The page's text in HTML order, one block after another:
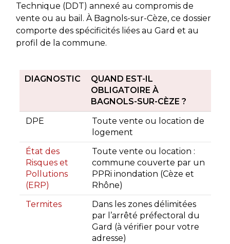
Technique (DDT) annexé au compromis de
vente ou au bail. À Bagnols-sur-Cèze, ce dossier
comporte des spécificités liées au Gard et au
profil de la commune.
DIAGNOSTIC
QUAND EST-IL
OBLIGATOIRE À
BAGNOLS-SUR-CÈZE ?
DPE
Toute vente ou location de
logement
État des
Risques et
Pollutions
(ERP)
Toute vente ou location :
commune couverte par un
PPRi inondation (Cèze et
Rhône)
Termites
Dans les zones délimitées
par l’arrêté préfectoral du
Gard (à vérifier pour votre
adresse)